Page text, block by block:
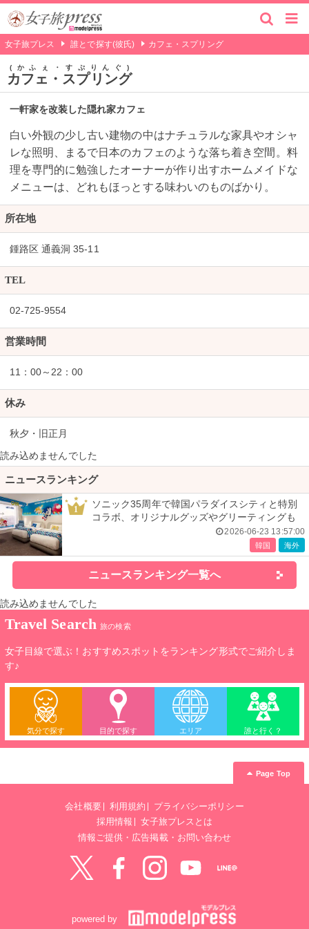
女子旅プレス 誰とで探す(彼氏) カフェ・スプリング
カフェ・スプリング
かふぇ・すぷりんぐ
一軒家を改装した隠れ家カフェ
白い外観の少し古い建物の中はナチュラルな家具やオシャ
レな照明、まるで日本のカフェのような落ち着き空間。料
理を専門的に勉強したオーナーが作り出すホームメイドな
メニューは、どれもほっとする味わいのものばかり。
所在地
鍾路区 通義洞 35-11
TEL
02-725-9554
営業時間
11：00～22：00
休み
秋夕・旧正月
読み込めませんでした
ニュースランキング
1
ソニック35周年で韓国パラダイスシティと特別
コラボ、オリジナルグッズやグリーティングも
2026-06-23 13:57:00
韓国 海外
ニュースランキング一覧へ
読み込めませんでした
Travel Search 旅の検索
女子目線で選ぶ！おすすめスポットをランキング形式でご紹介しま
す♪
気分で探す 目的で探す エリア 誰と行く？
Page Top
会社概要 利用規約
プライバシーポリシー
採用情報
女子旅プレスとは
情報ご提供・広告掲載・お問い合わせ
powered by